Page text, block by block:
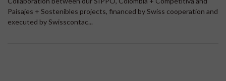
Paisajes + Sostenibles projects, financed by Swiss cooperation and
executed by Swisscontac...